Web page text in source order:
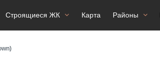
Строящиеся ЖК Карта Районы